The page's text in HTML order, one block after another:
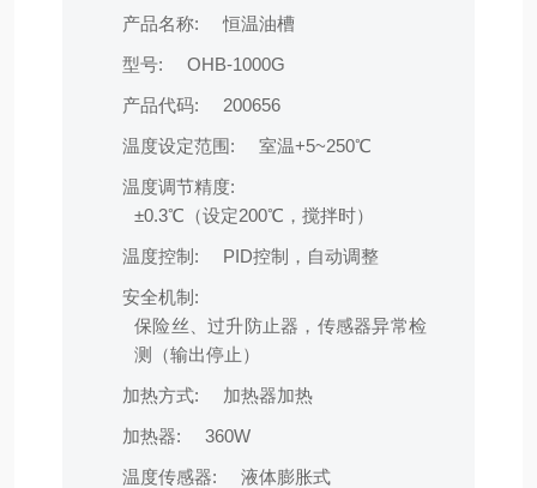
产品名称:
恒温油槽
型号:
OHB-1000G
产品代码:
200656
温度设定范围:
室温+5~250℃
温度调节精度:
±0.3℃（设定200℃，搅拌时）
温度控制:
PID控制，自动调整
安全机制:
保险丝、过升防止器，传感器异常检
测（输出停止）
加热方式:
加热器加热
加热器:
360W
温度传感器:
液体膨胀式